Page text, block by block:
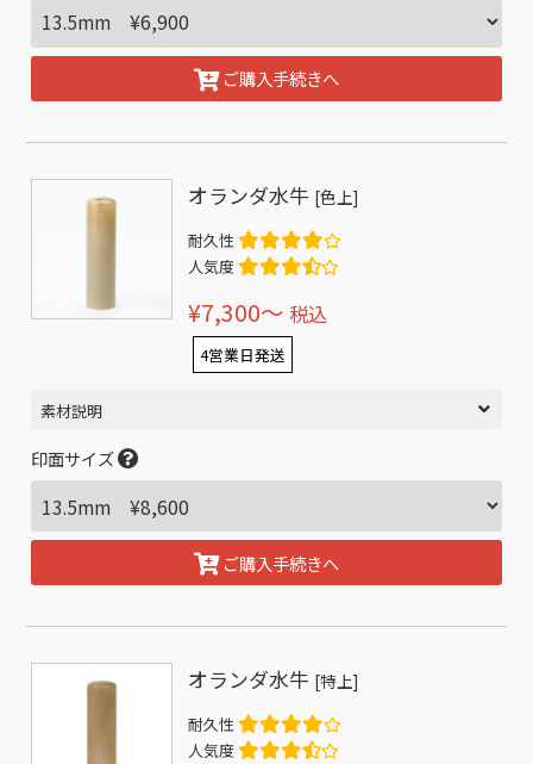
ご購入手続きへ
オランダ水牛 [色上]
耐久性
人気度
¥7,300〜 税込
4営業日発送
素材説明
印面サイズ
ご購入手続きへ
オランダ水牛 [特上]
耐久性
人気度